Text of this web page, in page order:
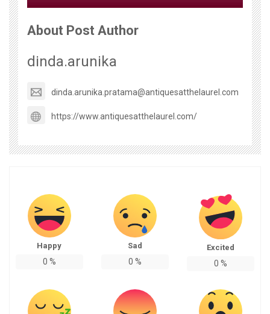
About Post Author
dinda.arunika
dinda.arunika.pratama@antiquesatthelaurel.com
https://www.antiquesatthelaurel.com/
Happy
0 %
Sad
0 %
Excited
0 %